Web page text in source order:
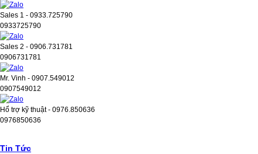
Sales 1 - 0933.725790
0933725790
Sales 2 - 0906.731781
0906731781
Mr. Vinh - 0907.549012
0907549012
Hổ trợ kỹ thuật - 0976.850636
0976850636
Tin Tức